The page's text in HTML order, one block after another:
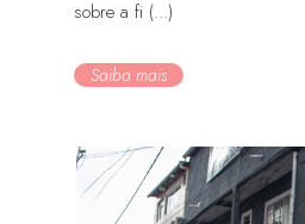
sobre a fi (...)
Saiba mais